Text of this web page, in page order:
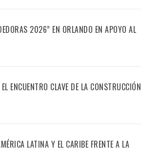
2026” EN ORLANDO EN APOYO AL
ENCUENTRO CLAVE DE LA CONSTRUCCIÓN
LATINA Y EL CARIBE FRENTE A LA